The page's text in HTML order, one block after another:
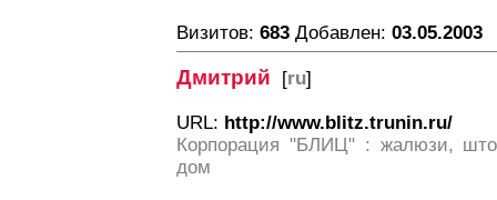
Визитов: 683 Добавлен: 03.05.2003
Дмитрий [ru]
URL: http://www.blitz.trunin.ru/
Корпорация "БЛИЦ" : жалюзи,
дом